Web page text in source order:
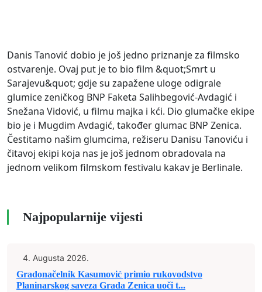
Danis Tanović dobio je još jedno priznanje za filmsko
ostvarenje. Ovaj put je to bio film &quot;Smrt u
Sarajevu&quot; gdje su zapažene uloge odigrale
glumice zeničkog BNP Faketa Salihbegović-Avdagić i
Snežana Vidović, u filmu majka i kći. Dio glumačke ekipe
bio je i Mugdim Avdagić, također glumac BNP Zenica.
Čestitamo našim glumcima, režiseru Danisu Tanoviću i
čitavoj ekipi koja nas je još jednom obradovala na
jednom velikom filmskom festivalu kakav je Berlinale.
Najpopularnije vijesti
4. Augusta 2026.
Gradonačelnik Kasumović primio rukovodstvo
Planinarskog saveza Grada Zenica uoči t...